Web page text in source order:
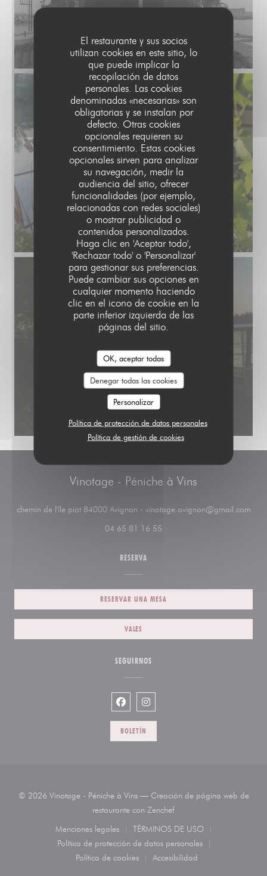
El restaurante y sus socios
utilizan cookies en este sitio, lo
que puede implicar la
recopilación de datos
personales. Las cookies
denominadas «necesarias» son
obligatorias y se instalan por
defecto. Otras cookies
opcionales requieren su
consentimiento. Estas cookies
opcionales sirven para analizar
su navegación, medir la
audiencia del sitio, ofrecer
funcionalidades (por ejemplo,
relacionadas con redes sociales)
o mostrar publicidad o
contenidos personalizados.
Haga clic en 'Aceptar todo',
'Rechazar todo' o 'Personalizar'
para gestionar sus preferencias.
Puede cambiar sus opciones en
cualquier momento haciendo
clic en el icono de cookie en la
parte inferior izquierda de las
páginas del sitio.
OK, aceptar todas
Denegar todas las cookies
Personalizar
Política de protección de datos personales
Política de gestión de cookies
Vinotage - Péniche à Vins
chemin de l'île piot 84000 Avignon - vinotage.avignon@gmail.com
04 65 81 16 55
RESERVA
RESERVAR UNA MESA
VALES
SEGUIRNOS
Facebook ((abre en una nueva
Instagram ((abre en una
BOLETÍN
© 2026 Vinotage - Péniche à Vins — Creación de página web de
restaurante con Zenchef((abre en una nueva
Menciones legales
((abre en una nueva ventana))
TÉRMINOS DE USO
Política de protección de datos personales
((abre en una nueva ventana))
Política de cookies Accesibilidad